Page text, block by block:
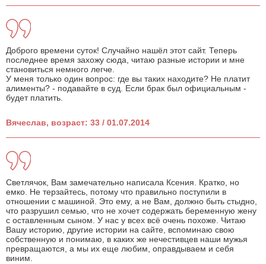
Доброго времени суток! Случайно нашёл этот сайт. Теперь
последнее время захожу сюда, читаю разные истории и мне
становиться немного легче.
У меня только один вопрос: где вы таких находите? Не платит
алименты? - подавайте в суд. Если брак был официальным -
будет платить.
Вячеслав, возраст: 33 / 01.07.2014
Светлячок, Вам замечательно написала Ксения. Кратко, но
емко. Не терзайтесь, потому что правильно поступили в
отношении с машиной. Это ему, а не Вам, должно быть стыдно,
что разрушил семью, что не хочет содержать беременную жену
с оставленным сыном. У нас у всех всё очень похоже. Читаю
Вашу историю, другие истории на сайте, вспоминаю свою
собственную и понимаю, в каких же нечестивцев наши мужья
превращаются, а мы их еще любим, оправдываем и себя
виним.